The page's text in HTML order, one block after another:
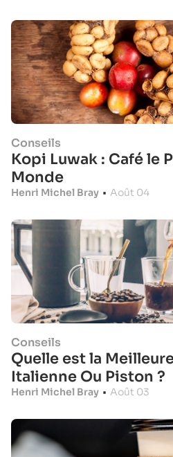
Conseils
Kopi Luwak : Café le
Monde
Henri Michel Bray • Août 04
Conseils
Quelle est la
Italienne Ou Piston ?
Henri Michel Bray • Août 03